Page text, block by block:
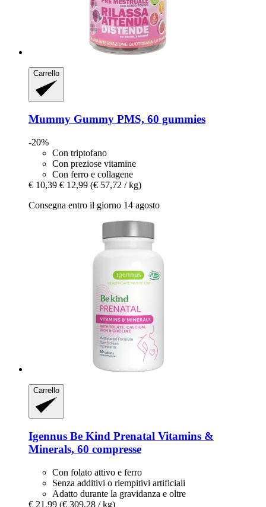
Carrello
Mummy Gummy PMS, 60 gummies
-20%
Con triptofano
Con preziose vitamine
Con ferro e collagene
€ 10,39 € 12,99 (€ 57,72 / kg)
Consegna entro il giorno 14 agosto
Carrello
Igennus Be Kind Prenatal Vitamins &
Minerals, 60 compresse
Con folato attivo e ferro
Senza additivi o riempitivi artificiali
Adatto durante la gravidanza e oltre
€ 21,99 (€ 309,28 / kg)